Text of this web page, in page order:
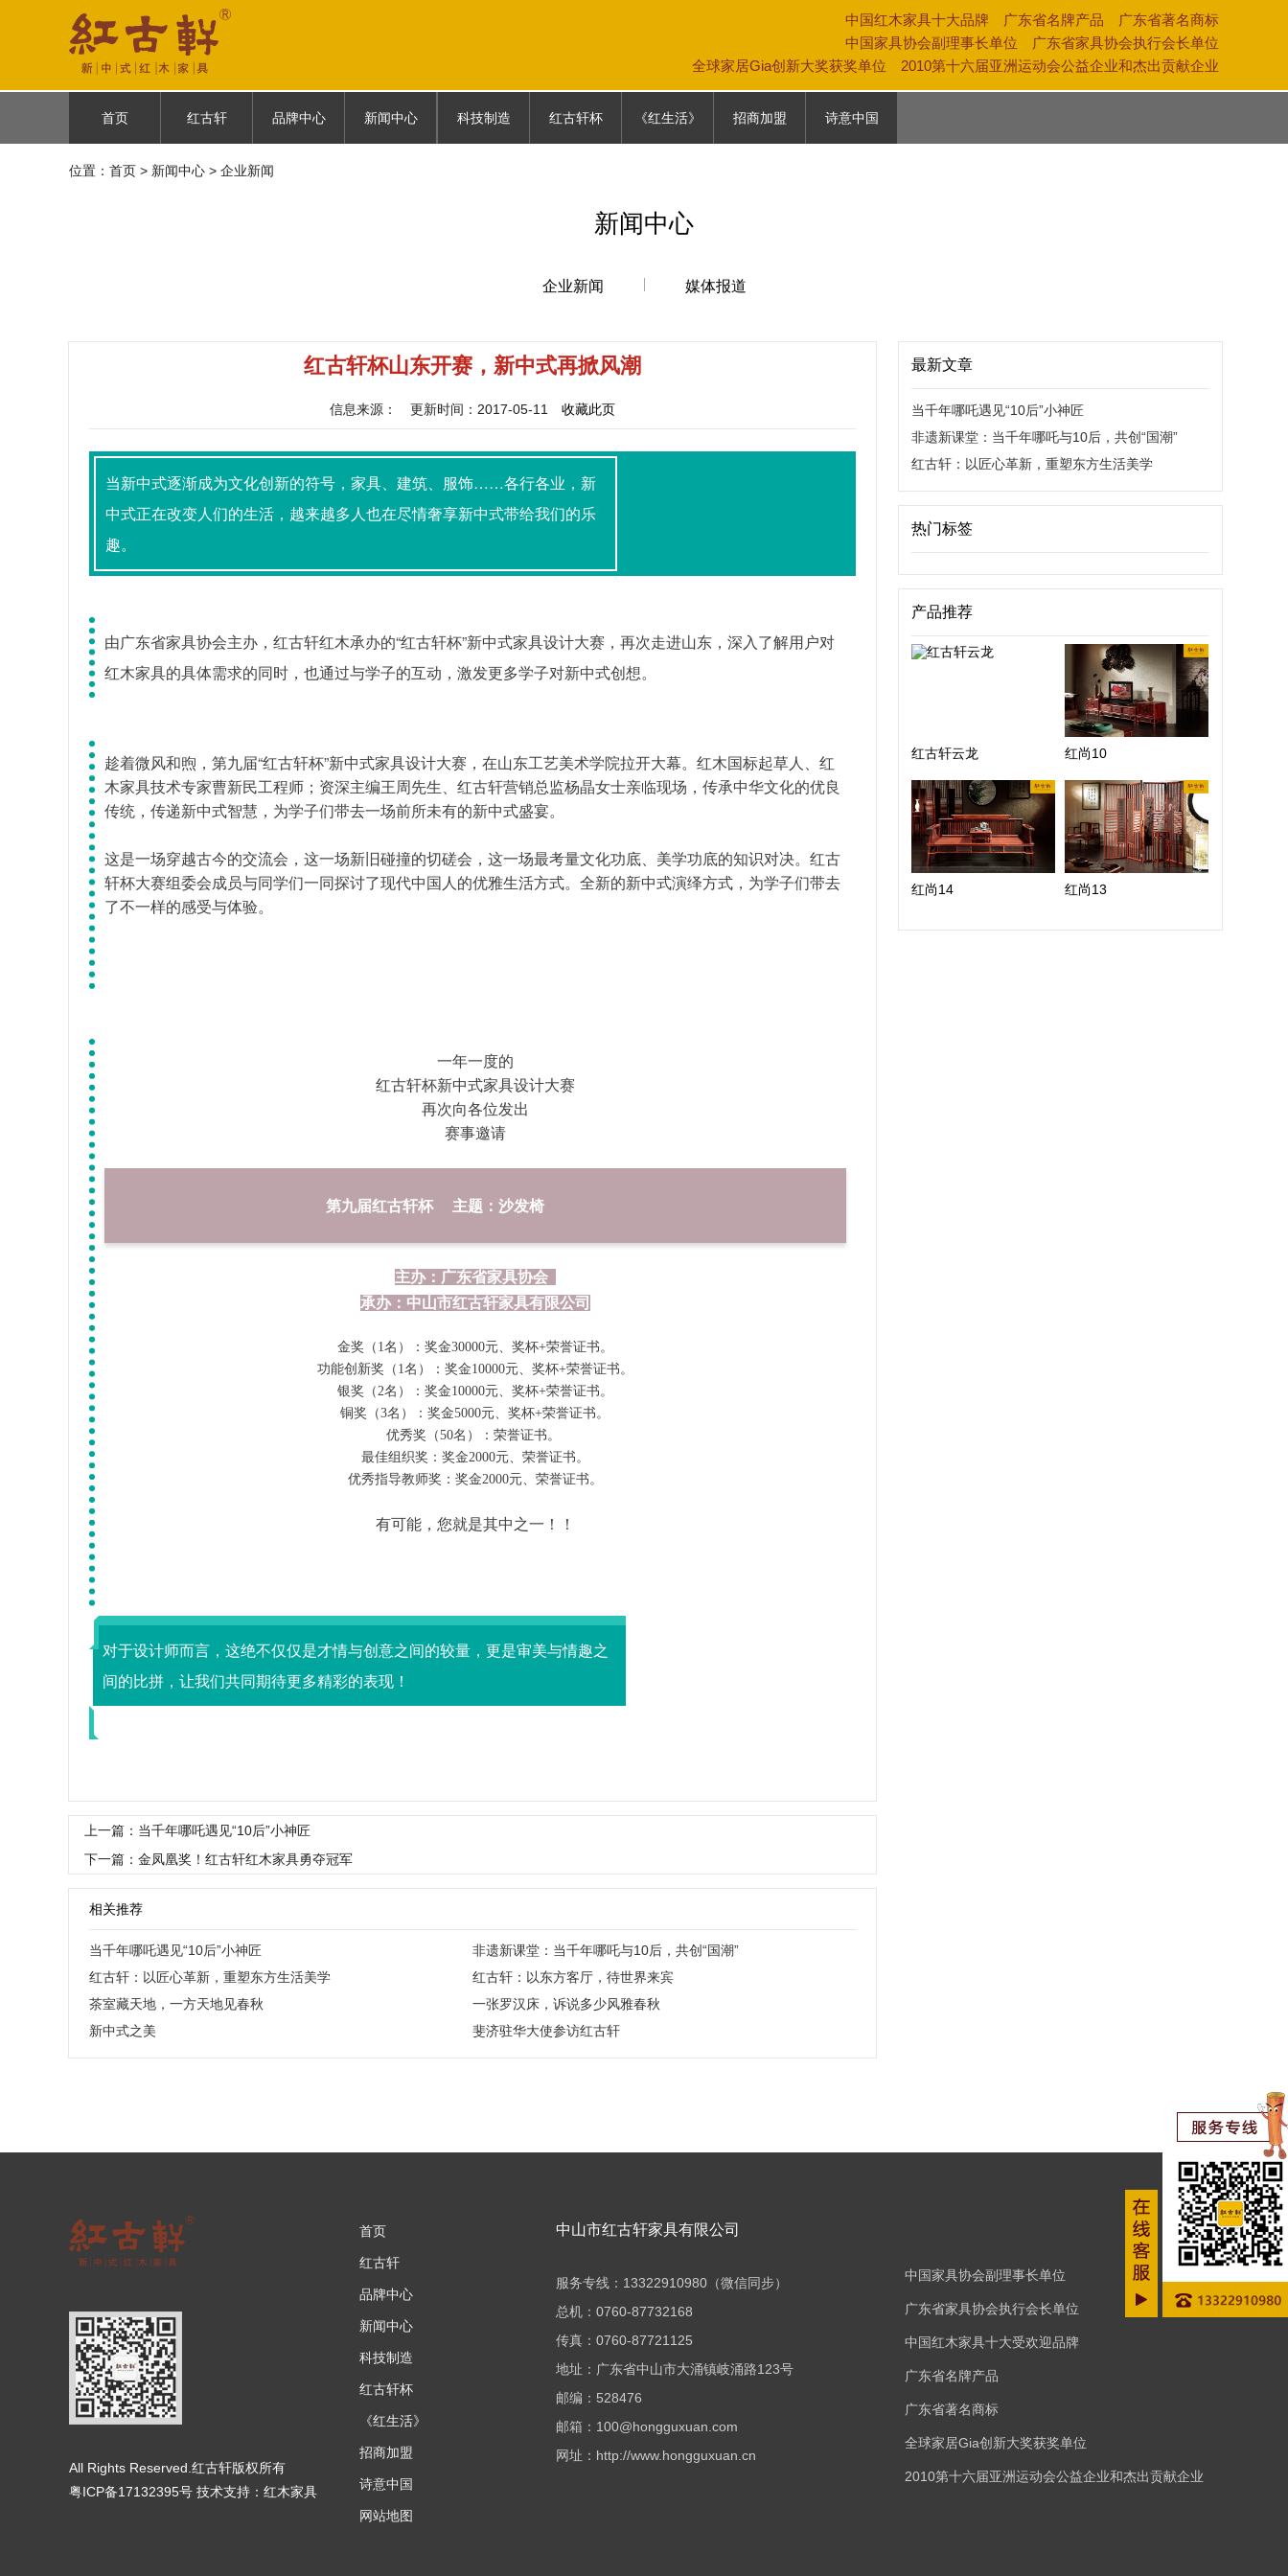
中国红木家具十大品牌 广东省名牌产品 广东省著名商标
中国家具协会副理事长单位 广东省家具协会执行会长单位
全球家居Gia创新大奖获奖单位 2010第十六届亚洲运动会公益企业和杰出贡献企业
首页 红古轩 品牌中心 新闻中心 科技制造 红古轩杯 《红生活》 招商加盟 诗意中国
首页
红古轩简介
参赛通道
联系我们
位置： 首页 > 新闻中心 > 企业新闻
新闻中心
企业新闻 媒体报道
红古轩杯山东开赛，新中式再掀风潮
信息来源： 更新时间：2017-05-11 收藏此页
当新中式逐渐成为文化创新的符号，家具、建筑、服饰……各行各业，新
中式正在改变人们的生活，越来越多人也在尽情奢享新中式带给我们的乐
趣。
由广东省家具协会主办，红古轩红木承办的“红古轩杯”新中式家具设计大赛，再次走进山东，深入了解用户对
红木家具的具体需求的同时，也通过与学子的互动，激发更多学子对新中式创想。
趁着微风和煦， 第九届“红古轩杯”新中式家具设计大赛，在山东工艺美术学院拉开大幕。 红木国标起草人、红
木家具技术专家曹新民工程师；资深主编王周先生、红古轩营销总监杨晶女士亲临现场， 传承中华文化的优良
传统，传递新中式智慧， 为学子们带去一场前所未有的新中式盛宴。
这是一场穿越古今的交流会，这一场新旧碰撞的切磋会，这一场最考量文化功底、美学功底的知识对决。红古
轩杯大赛组委会成员与同学们一同探讨了现代中国人的优雅生活方式。全新的新中式演绎方式，为学子们带去
了不一样的感受与体验。
一年一度的
红古轩杯新中式家具设计大赛
再次向各位发出
赛事邀请
第九届红古轩杯 主题：沙发椅
主办：广东省家具协会
承办：中山市红古轩家具有限公司
金奖（1名）：奖金30000元、奖杯+荣誉证书。
功能创新奖（1名）：奖金10000元、奖杯+荣誉证书。
银奖（2名）：奖金10000元、奖杯+荣誉证书。
铜奖（3名）：奖金5000元、奖杯+荣誉证书。
优秀奖（50名）：荣誉证书。
最佳组织奖：奖金2000元、荣誉证书。
优秀指导教师奖：奖金2000元、荣誉证书。
有可能，您就是其中之一！！
对于设计师而言， 这绝不仅仅是才情与创意之间的较量，更是审美与情趣之
间的比拼，让我们共同期待更多精彩的表现！
上一篇：当千年哪吒遇见“10后”小神匠
下一篇：金凤凰奖！红古轩红木家具勇夺冠军
相关推荐
当千年哪吒遇见“10后”小神匠
非遗新课堂：当千年哪吒与10后，共创“国潮”
红古轩：以匠心革新，重塑东方生活美学
红古轩：以东方客厅，待世界来宾
茶室藏天地，一方天地见春秋
一张罗汉床，诉说多少风雅春秋
新中式之美
斐济驻华大使参访红古轩
最新文章
当千年哪吒遇见“10后”小神匠
非遗新课堂：当千年哪吒与10后，共创“国潮”
红古轩：以匠心革新，重塑东方生活美学
热门标签
产品推荐
红古轩云龙 红尚10
红尚14 红尚13
All Rights Reserved.红古轩版权所有
粤ICP备17132395号 技术支持： 红木家具
首页
红古轩
品牌中心
新闻中心
科技制造
红古轩杯
《红生活》
招商加盟
诗意中国
网站地图
中山市红古轩家具有限公司
服务专线：13322910980（微信同步）
总机：0760-87732168
传真：0760-87721125
地址：广东省中山市大涌镇岐涌路123号
邮编：528476
邮箱：100@hongguxuan.com
网址：http://www.hongguxuan.cn
中国家具协会副理事长单位
广东省家具协会执行会长单位
中国红木家具十大受欢迎品牌
广东省名牌产品
广东省著名商标
全球家居Gia创新大奖获奖单位
2010第十六届亚洲运动会公益企业和杰出贡献企业